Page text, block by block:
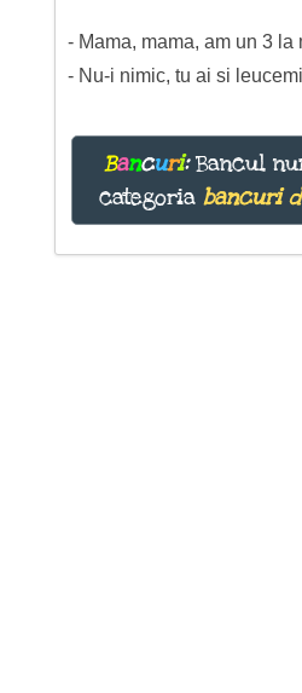
- Mama, mama, am un 3 la
- Nu-i nimic, tu ai si
Bancuri:Bancul
categoria bancuri